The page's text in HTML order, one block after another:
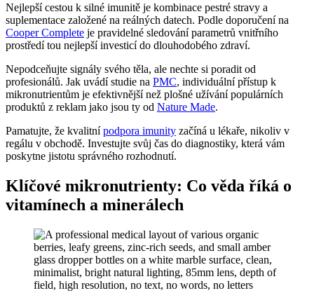
Nejlepší cestou k silné imunitě je kombinace pestré stravy a
suplementace založené na reálných datech. Podle doporučení na
Cooper Complete je pravidelné sledování parametrů vnitřního
prostředí tou nejlepší investicí do dlouhodobého zdraví.
Nepodceňujte signály svého těla, ale nechte si poradit od
profesionálů. Jak uvádí studie na PMC, individuální přístup k
mikronutrientům je efektivnější než plošné užívání populárních
produktů z reklam jako jsou ty od Nature Made.
Pamatujte, že kvalitnípodpora imunity začíná u lékaře, nikoliv v
regálu v obchodě. Investujte svůj čas do diagnostiky, která vám
poskytne jistotu správného rozhodnutí.
Klíčové mikronutrienty: Co věda říká o
vitamínech a minerálech